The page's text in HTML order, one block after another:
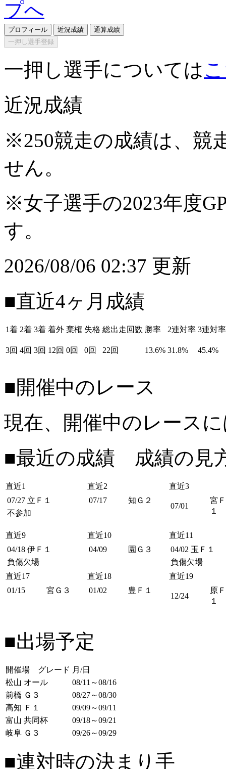
プロフィール 近況成績
通算成績
一押し選手登録
一押し選手については
近況成績
※250競走の成績は、競
せん。
※女子選手の2023年度
す。
2026/08/06 02:37 更新
■直近4ヶ月成績
1着 2着 3着 着外 棄権 失格 総出走回数 勝率 2連対率 3連対率
3回 4回 3回 12回 0回 0回 22回 13.6% 31.8% 45.4%
■開催中のレース
現在、開催中のレース
■最近の成績 成績の見
直近1 直近2
直近3
07/27 立Ｆ１
不参加
07/17 知Ｇ２
07/01
宮Ｆ
１
直近9 直近10
直近11
04/18 伊Ｆ１
負傷欠場
04/09 園Ｇ３ 04/02 玉Ｆ１
負傷欠場
直近17
直近18
直近19
01/15
宮Ｇ３ 01/02 豊Ｆ１
12/24
原Ｆ
１
■出場予定
開催場 グレード 月/日
松山 オール
08/11～08/16
前橋 Ｇ３
08/27～08/30
高知 Ｆ１
09/09～09/11
富山 共同杯
09/18～09/21
岐阜 Ｇ３
09/26～09/29
■連対時の決まり手